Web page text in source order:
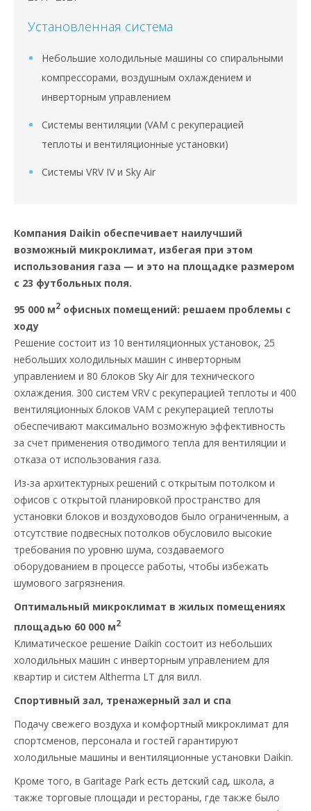
Установленная система
Небольшие холодильные машины со спиральными
компрессорами, воздушным охлаждением и
инверторным управлением
Системы вентиляции (VAM с рекуперацией
теплоты и вентиляционные установки)
Системы VRV IV и Sky Air
Компания Daikin обеспечивает наилучший
возможный микроклимат, избегая при этом
использования газа — и это на площадке размером
с 23 футбольных поля.
95 000 м2 офисных помещений: решаем проблемы с
ходу
Решение состоит из 10 вентиляционных установок, 25
небольших холодильных машин с инверторным
управлением и 80 блоков Sky Air для технического
охлаждения. 300 систем VRV с рекуперацией теплоты и 400
вентиляционных блоков VAM с рекуперацией теплоты
обеспечивают максимально возможную эффективность
за счет применения отводимого тепла для вентиляции и
отказа от использования газа.
Из-за архитектурных решений с открытым потолком и
офисов с открытой планировкой пространство для
установки блоков и воздуховодов было ограниченным, а
отсутствие подвесных потолков обусловило высокие
требования по уровню шума, создаваемого
оборудованием в процессе работы, чтобы избежать
шумового загрязнения.
Оптимальный микроклимат в жилых помещениях
площадью 60 000 м2
Климатическое решение Daikin состоит из небольших
холодильных машин с инверторным управлением для
квартир и систем Altherma LT для вилл.
Спортивный зал, тренажерный зал и спа
Подачу свежего воздуха и комфортный микроклимат для
спортсменов, персонала и гостей гарантируют
холодильные машины и вентиляционные установки Daikin.
Кроме того, в Garitage Park есть детский сад, школа, а
также торговые площади и рестораны, где также было